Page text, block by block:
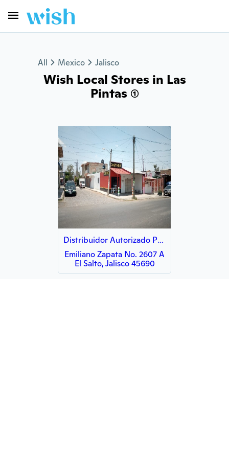
All Mexico Jalisco
Wish Local Stores in Las
Pintas (1)
Distribuidor Autorizado Pinturas Casther
Emiliano Zapata No. 2607 A
El Salto, Jalisco 45690